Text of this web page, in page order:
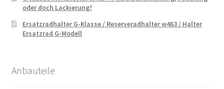
oder doch Lackierung?
Ersatzradhalter G-Klasse / Reserveradhalter w463 / Halter
Ersatzrad G-Modell
Anbauteile